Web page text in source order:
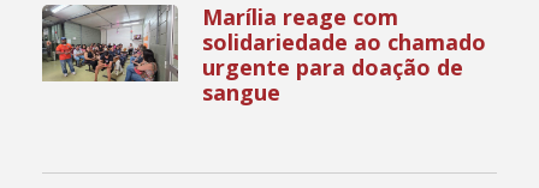
Marília reage com
solidariedade ao chamado
urgente para doação de
sangue